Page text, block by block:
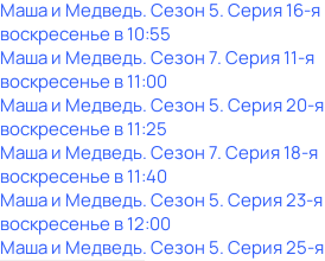
Маша и Медведь. Сезон 5. Серия 16-я
воскресенье в10:55
Маша и Медведь. Сезон 7. Серия 11-я
воскресенье в11:00
Маша и Медведь. Сезон 5. Серия 20-я
воскресенье в11:25
Маша и Медведь. Сезон 7. Серия 18-я
воскресенье в11:40
Маша и Медведь. Сезон 5. Серия 23-я
воскресенье в12:00
Маша и Медведь. Сезон 5. Серия 25-я